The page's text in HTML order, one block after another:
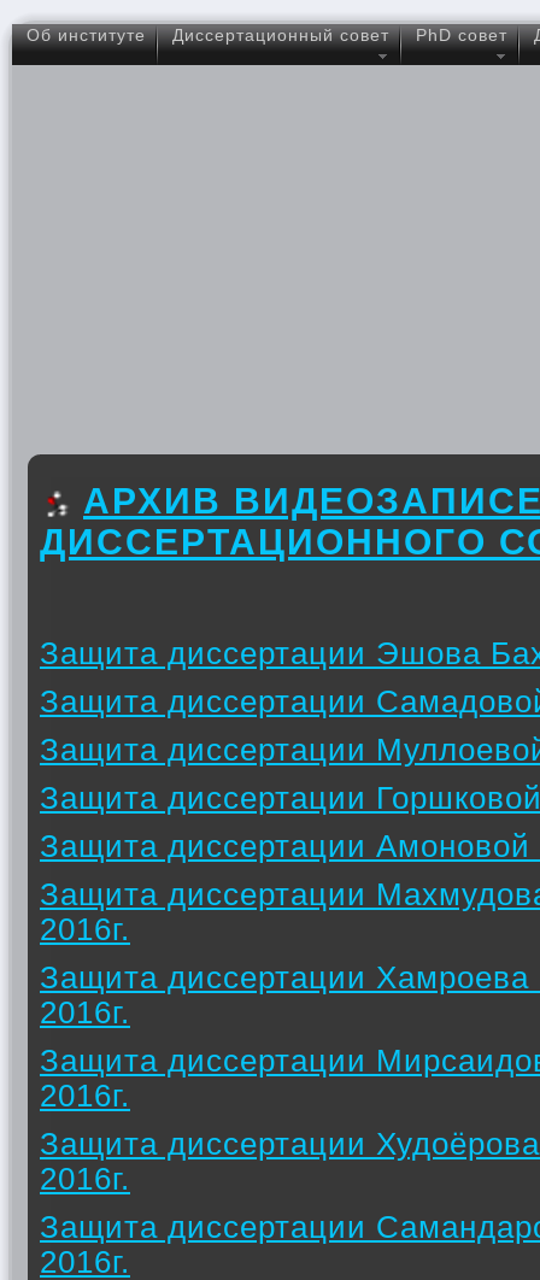
Об институте Диссертационный совет PhD совет
АРХИВ
ДИССЕРТАЦИОННОГО
Защита диссертации Эшова
Защита диссертации
Защита диссертации
Защита диссертации
Защита диссертации
Защита диссертации
2016г.
Защита диссертации
2016г.
Защита диссертации
2016г.
Защита диссертации
2016г.
Защита диссертации
2016г.